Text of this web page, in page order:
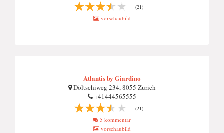
(21)
vorschaubild
Atlantis by Giardino
Döltschiweg 234, 8055 Zurich
+41444565555
(21)
5 kommentar
vorschaubild